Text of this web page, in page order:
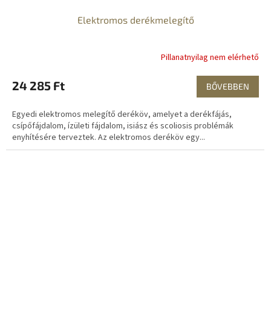
Elektromos derékmelegítő
Pillanatnyilag nem elérhető
24 285 Ft BŐVEBBEN
Egyedi elektromos melegítő deréköv, amelyet a derékfájás,
csípőfájdalom, ízületi fájdalom, isiász és scoliosis problémák
enyhítésére terveztek. Az elektromos deréköv egy...